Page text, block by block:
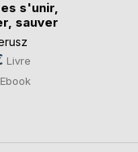
s'unir,
sauver
Livre
Ebook